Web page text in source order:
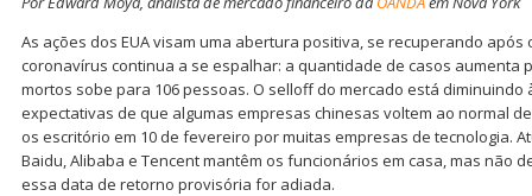
As ações dos EUA visam uma abertura positiva, se recuperando
coronavírus continua a se espalhar: a quantidade de casos aumenta
mortos sobe para 106 pessoas. O selloff do mercado está diminuindo
expectativas de que algumas empresas chinesas voltem ao normal
os escritório em 10 de fevereiro por muitas empresas de tecnologia.
Baidu, Alibaba e Tencent mantêm os funcionários em casa, mas não
essa data de retorno provisória for adiada.